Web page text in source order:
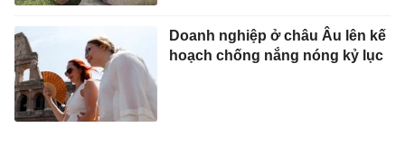
Doanh nghiệp ở châu Âu lên kế
hoạch chống nắng nóng kỷ lục